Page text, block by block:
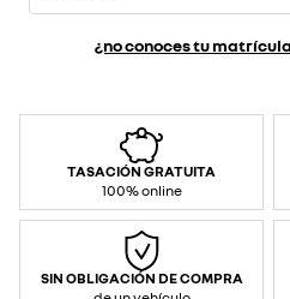
¿no conoces tu
TASACIÓN GRATUITA
100% online
SIN OBLIGACIÓN DE COMPRA